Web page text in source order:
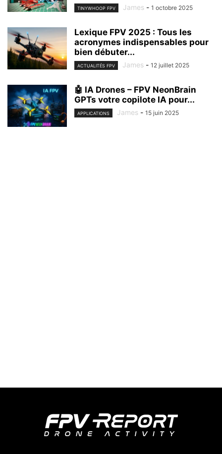
TINYWHOOP FPV James - 1 octobre 2025
Lexique FPV 2025 : Tous les
acronymes indispensables pour
bien débuter...
ACTUALITÉS FPV James - 12 juillet 2025
🤖 IA Drones – FPV NeonBrain
GPTs votre copilote IA pour...
APPLICATIONS James - 15 juin 2025